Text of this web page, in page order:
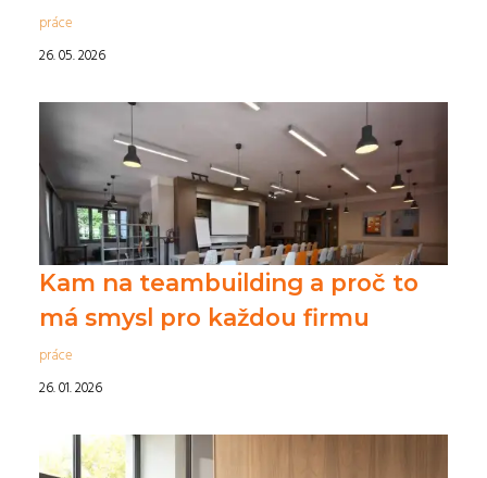
práce
26. 05. 2026
Kam na teambuilding a proč to
má smysl pro každou firmu
práce
26. 01. 2026